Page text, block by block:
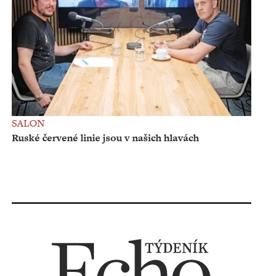
SALON
Ruské červené linie jsou v našich hlavách